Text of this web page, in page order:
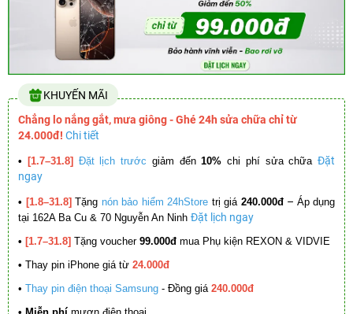
KHUYẾN MÃI
Chẳng lo nắng gắt, mưa giông - Ghé 24h sửa chữa chỉ từ
24.000đ! Chi tiết
• [1.7–31.8] Đặt lịch trước giảm đến10% chi phí sửa chữa Đặt
ngay
• [1.8–31.8] Tặng nón bảo hiểm 24hStore trị giá 240.000đ – Áp dụng
tại 162A Ba Cu & 70 Nguyễn An Ninh Đặt lịch ngay
• [1.7–31.8] Tặng voucher 99.000đ mua Phụ kiện REXON & VIDVIE
• Thay pin iPhone giá từ 24.000đ
• Thay pin điện thoại Samsung - Đồng giá 240.000đ